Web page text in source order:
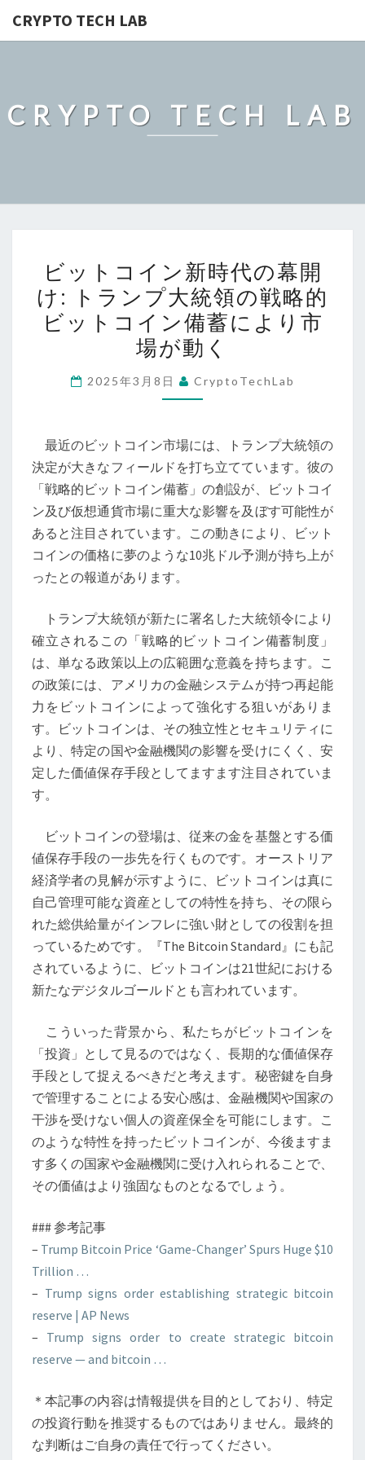
CRYPTO TECH LAB
CRYPTO TECH LAB
ッ
ト
コ
イ
ン
新
の
幕
開
け:
ト
ラ
大
統
領
の
戦
略
的
ビ
コ
イ
ン
備
蓄
よ
り
市
場
が
動
く
ビットコイン新時代の幕開
け: トランプ大統領の戦略的
ビットコイン備蓄により市
場が動く
2025年3月8日 CryptoTechLab
最近のビットコイン市場には、トランプ大統領の
決定が大きなフィールドを打ち立てています。彼の
「戦略的ビットコイン備蓄」の創設が、ビットコイ
ン及び仮想通貨市場に重大な影響を及ぼす可能性が
あると注目されています。この動きにより、ビット
コインの価格に夢のような10兆ドル予測が持ち上が
ったとの報道があります。
トランプ大統領が新たに署名した大統領令により
確立されるこの「戦略的ビットコイン備蓄制度」
は、単なる政策以上の広範囲な意義を持ちます。こ
の政策には、アメリカの金融システムが持つ再起能
力をビットコインによって強化する狙いがありま
す。ビットコインは、その独立性とセキュリティに
より、特定の国や金融機関の影響を受けにくく、安
定した価値保存手段としてますます注目されていま
す。
ビットコインの登場は、従来の金を基盤とする価
値保存手段の一歩先を行くものです。オーストリア
経済学者の見解が示すように、ビットコインは真に
自己管理可能な資産としての特性を持ち、その限ら
れた総供給量がインフレに強い財としての役割を担
っているためです。『The Bitcoin Standard』にも記
されているように、ビットコインは21世紀における
新たなデジタルゴールドとも言われています。
こういった背景から、私たちがビットコインを
「投資」として見るのではなく、長期的な価値保存
手段として捉えるべきだと考えます。秘密鍵を自身
で管理することによる安心感は、金融機関や国家の
干渉を受けない個人の資産保全を可能にします。こ
のような特性を持ったビットコインが、今後ますま
す多くの国家や金融機関に受け入れられることで、
その価値はより強固なものとなるでしょう。
### 参考記事
– Trump Bitcoin Price ‘Game-Changer’ Spurs Huge $10
Trillion …
– Trump signs order establishing strategic bitcoin
reserve | AP News
– Trump signs order to create strategic bitcoin
reserve — and bitcoin …
＊本記事の内容は情報提供を目的としており、特定
の投資行動を推奨するものではありません。最終的
な判断はご自身の責任で行ってください。